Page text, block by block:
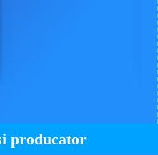
producator